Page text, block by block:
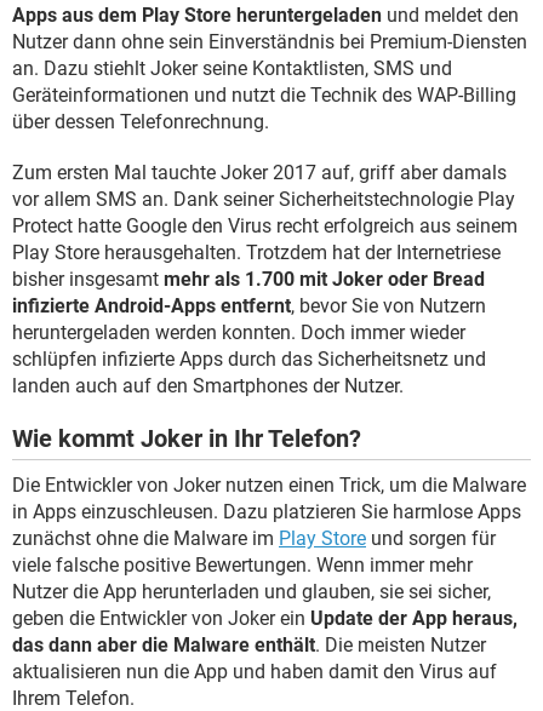
Apps aus dem Play Store heruntergeladen und meldet den
Nutzer dann ohne sein Einverständnis bei Premium-Diensten
an. Dazu stiehlt Joker seine Kontaktlisten, SMS und
Geräteinformationen und nutzt die Technik des WAP-Billing
über dessen Telefonrechnung.
Zum ersten Mal tauchte Joker 2017 auf, griff aber damals
vor allem SMS an. Dank seiner Sicherheitstechnologie Play
Protect hatte Google den Virus recht erfolgreich aus seinem
Play Store herausgehalten. Trotzdem hat der Internetriese
bisher insgesamt mehr als 1.700 mit Joker oder Bread
infizierte Android-Apps entfernt, bevor Sie von Nutzern
heruntergeladen werden konnten. Doch immer wieder
schlüpfen infizierte Apps durch das Sicherheitsnetz und
landen auch auf den Smartphones der Nutzer.
Wie kommt Joker in Ihr Telefon?
Die Entwickler von Joker nutzen einen Trick, um die Malware
in Apps einzuschleusen. Dazu platzieren Sie harmlose Apps
zunächst ohne die Malware im Play Store und sorgen für
viele falsche positive Bewertungen. Wenn immer mehr
Nutzer die App herunterladen und glauben, sie sei sicher,
geben die Entwickler von Joker ein Update der App heraus,
das dann aber die Malware enthält. Die meisten Nutzer
aktualisieren nun die App und haben damit den Virus auf
Ihrem Telefon.